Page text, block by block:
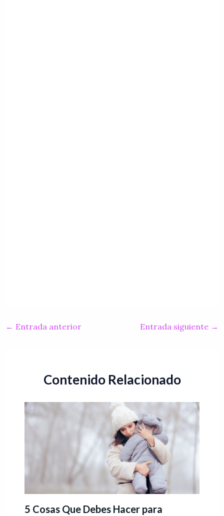
← Entrada anterior Entrada siguiente →
Contenido Relacionado
5 Cosas Que Debes Hacer para